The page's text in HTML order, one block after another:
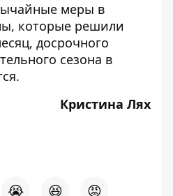
меры в
которые решили
, досрочного
сезона в
Кристина Лях
😭 😆 😡